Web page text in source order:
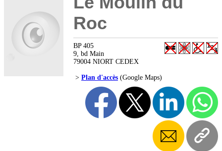
Roc
BP 405
9, bd Main
79004 NIORT CEDEX
> Plan d'accès (Google Maps)